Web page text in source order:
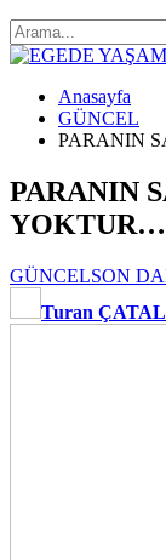
Anasayfa
GÜNCEL
PARANIN
PARANIN
YOKTUR…
GÜNCELSON
Turan ÇATAL